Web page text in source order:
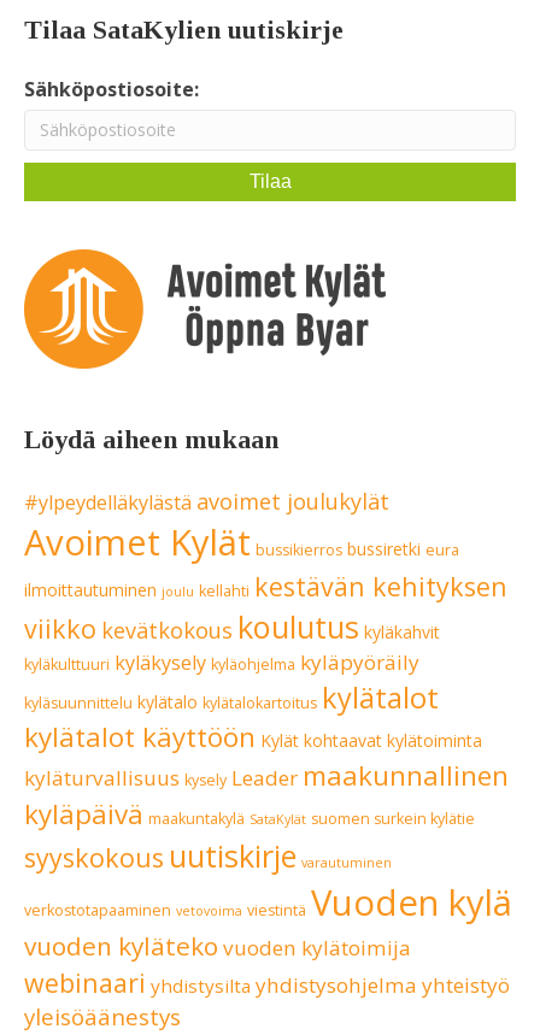
Tilaa SataKylien uutiskirje
Sähköpostiosoite:
Löydä aiheen mukaan
#ylpeydelläkylästä avoimet joulukylät
Avoimet Kylät bussikierros bussiretki eura
ilmoittautuminen joulu kellahti kestävän kehityksen
viikko kevätkokous koulutus kyläkahvit
kyläkulttuuri kyläkysely kyläohjelma kyläpyöräily
kyläsuunnittelu kylätalo kylätalokartoitus kylätalot
kylätalot käyttöön Kylät kohtaavat kylätoiminta
kyläturvallisuus kysely Leader maakunnallinen
kyläpäivä maakuntakylä SataKylät suomen surkein kylätie
syyskokous uutiskirje varautuminen
verkostotapaaminen vetovoima viestintä Vuoden kylä
vuoden kyläteko vuoden kylätoimija
webinaari yhdistysilta yhdistysohjelma yhteistyö
yleisöäänestys